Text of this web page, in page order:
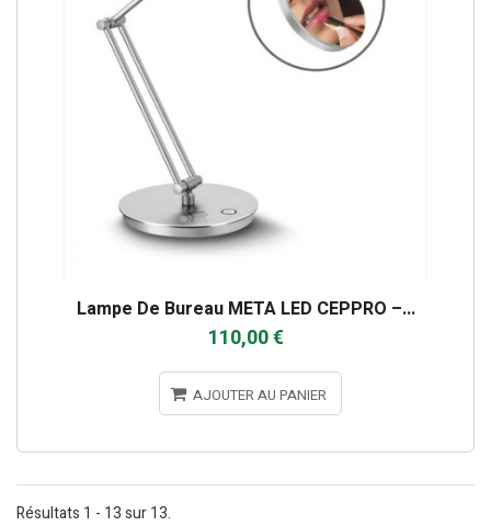
Lampe De Bureau META LED CEPPRO –...
110,00 €
AJOUTER AU PANIER
Résultats 1 - 13 sur 13.